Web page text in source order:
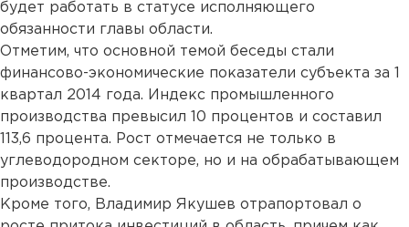
будет работать в статусе исполняющего
обязанности главы области.
Отметим, что основной темой беседы стали
финансово-экономические показатели субъекта за 1
квартал 2014 года. Индекс промышленного
производства превысил 10 процентов и составил
113,6 процента. Рост отмечается не только в
углеводородном секторе, но и на обрабатывающем
производстве.
Кроме того, Владимир Якушев отрапортовал о